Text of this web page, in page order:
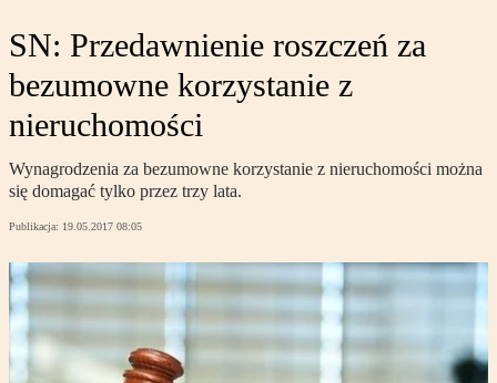
SN: Przedawnienie roszczeń za
bezumowne korzystanie z
nieruchomości
Wynagrodzenia za bezumowne korzystanie z nieruchomości można
się domagać tylko przez trzy lata.
Publikacja: 19.05.2017 08:05